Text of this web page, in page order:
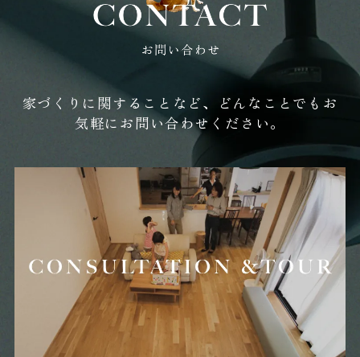
2025年07月 (15)
2025年06月 (18)
2025年05月 (20)
2025年04月 (17)
家づくりに関することなど、どんなことでもお
気軽にお問い合わせください。